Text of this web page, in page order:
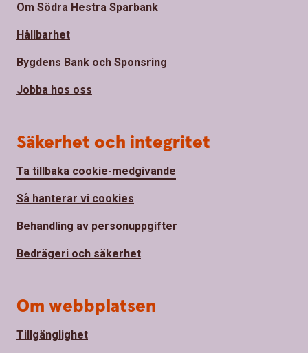
Om Södra Hestra Sparbank
Hållbarhet
Bygdens Bank och Sponsring
Jobba hos oss
Säkerhet och integritet
Ta tillbaka cookie-medgivande
Så hanterar vi cookies
Behandling av personuppgifter
Bedrägeri och säkerhet
Om webbplatsen
Tillgänglighet